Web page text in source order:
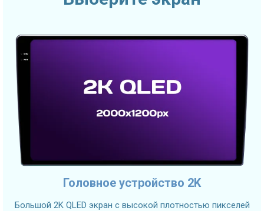
Головное устройство 2K
Большой 2K QLED экран с высокой плотностью пикселей